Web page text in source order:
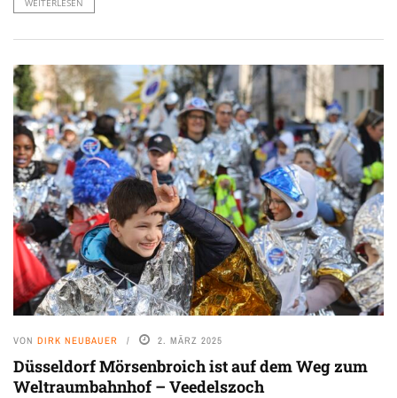
VON DIRK NEUBAUER 2. MÄRZ 2025
Düsseldorf Mörsenbroich ist auf dem Weg zum
Weltraumbahnhof – Veedelszoch